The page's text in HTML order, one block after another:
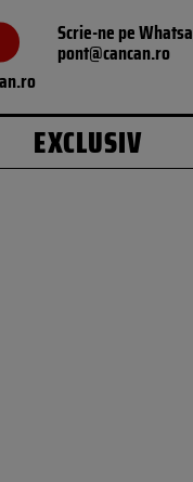
Scrie-ne pe
pont@cancan.ro
EXCLUSIV